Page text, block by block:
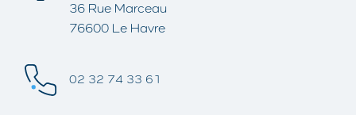
36 Rue Marceau
76600 Le Havre
02 32 74 33 61